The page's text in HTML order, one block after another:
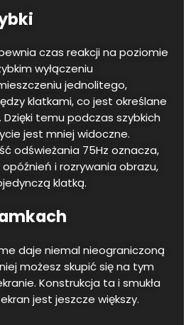
czas reakcji na poziomie
wyłączeniu
jednolitego,
klatkami, co jest określane
Dzięki temu podczas szybkich
jest mniej widoczne.
odświeżania 75Hz oznacza,
i rozrywania obrazu,
klatką.
daje niemal nieograniczoną
możesz skupić się na tym
Konstrukcja ta i smukła
jest jeszcze większy.